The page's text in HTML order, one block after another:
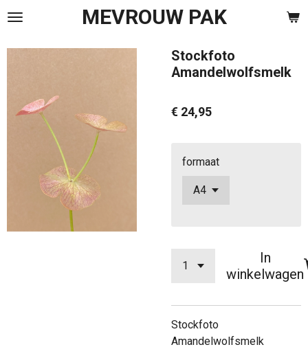
Ga
naar
MEVROUW PAK
Stockfoto
Amandelwolfsmelk
€ 24,95
formaat
In
winkelwagen
Stockfoto
Amandelwolfsmelk